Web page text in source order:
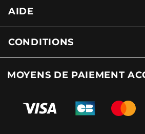
AIDE
CONDITIONS
MOYENS DE PAIEMENT